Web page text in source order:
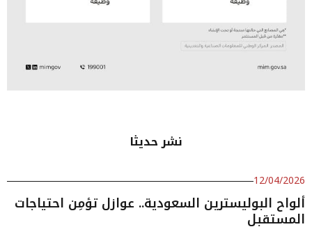
نشر حديثا
12/04/2026
ألواح البوليسترين السعودية.. عوازل تؤمِن احتياجات
المستقبل